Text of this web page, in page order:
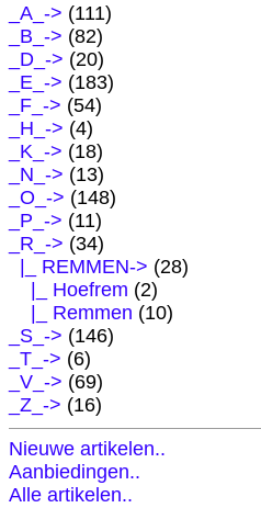
_A_-> (111)
_B_-> (82)
_D_-> (20)
_E_-> (183)
_F_-> (54)
_H_-> (4)
_K_-> (18)
_N_-> (13)
_O_-> (148)
_P_-> (11)
_R_-> (34)
|_ REMMEN-> (28)
|_ Hoefrem (2)
|_ Remmen (10)
_S_-> (146)
_T_-> (6)
_V_-> (69)
_Z_-> (16)
Nieuwe artikelen..
Aanbiedingen..
Alle artikelen..